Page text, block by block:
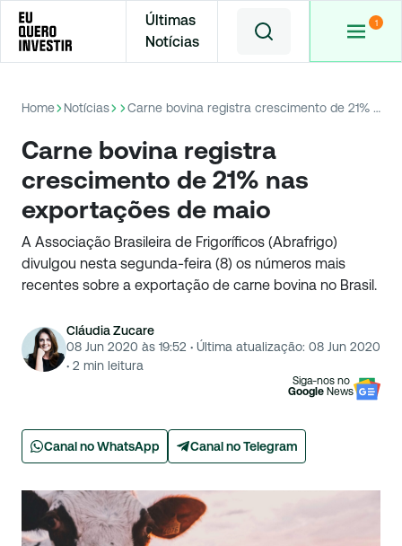
Últimas
Notícias
Home Notícias Carne bovina registra crescimento de 21% nas exportações de maio
Carne bovina registra
crescimento de 21% nas
exportações de maio
A Associação Brasileira de Frigoríficos (Abrafrigo)
divulgou nesta segunda-feira (8) os números mais
recentes sobre a exportação de carne bovina no Brasil.
Cláudia Zucare
08 Jun 2020 às 19:52 · Última atualização: 08 Jun 2020
· 2 min leitura
Siga-nos no
Google News
Canal no WhatsApp Canal no Telegram